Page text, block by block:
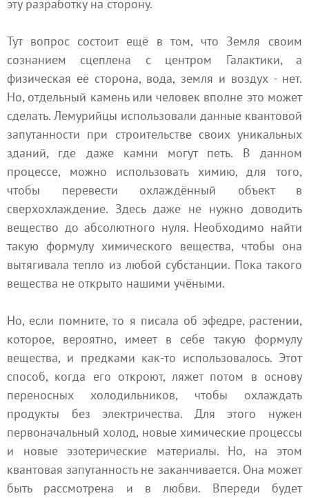
эту разработку на сторону.
Тут вопрос состоит ещё в том, что Земля своим
сознанием сцеплена с центром Галактики, а
физическая её сторона, вода, земля и воздух - нет.
Но, отдельный камень или человек вполне это может
сделать. Лемурийцы использовали данные квантовой
запутанности при строительстве своих уникальных
зданий, где даже камни могут петь. В данном
процессе, можно использовать химию, для того,
чтобы перевести охлаждённый объект в
сверхохлаждение. Здесь даже не нужно доводить
вещество до абсолютного нуля. Необходимо найти
такую формулу химического вещества, чтобы она
вытягивала тепло из любой субстанции. Пока такого
вещества не открыто нашими учёными.
Но, если помните, то я писала об эфедре, растении,
которое, вероятно, имеет в себе такую формулу
вещества, и предками как-то использовалось. Этот
способ, когда его откроют, ляжет потом в основу
переносных холодильников, чтобы охлаждать
продукты без электричества. Для этого нужен
первоначальный холод, новые химические процессы
и новые эзотерические материалы. Но, на этом
квантовая запутанность не заканчивается. Она может
быть рассмотрена и в любви. Впереди будет